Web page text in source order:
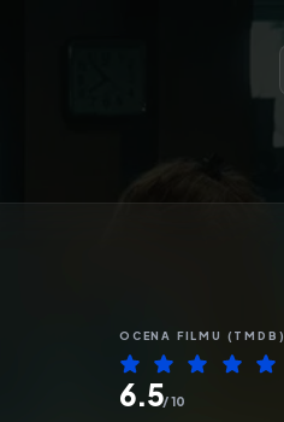
OCENA FILMU (TMDB)
6.5/ 10